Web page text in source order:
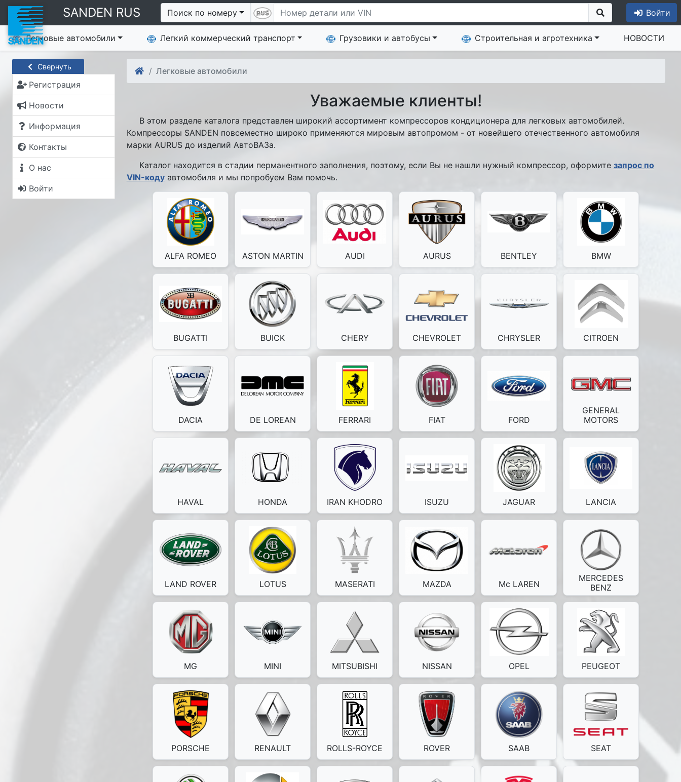
SANDEN RUS Поиск по номеру Войти
Легковые автомобили Легкий коммерческий транспорт Грузовики и автобусы Строительная и агротехника НОВОСТИ
Свернуть
Регистрация
Новости
Информация
Контакты
О нас
Войти
Легковые автомобили
Уважаемые клиенты!
В этом разделе каталога представлен широкий ассортимент компрессоров кондиционера для легковых автомобилей.
Компрессоры SANDEN повсеместно широко применяются мировым автопромом - от новейшего отечественного автомобиля
марки AURUS до изделий АвтоВАЗа.
Каталог находится в стадии перманентного заполнения, поэтому, если Вы не нашли нужный компрессор, оформите запрос по
VIN-кодуавтомобиля и мы попробуем Вам помочь.
ALFA ROMEO ASTON MARTIN AUDI AURUS BENTLEY BMW
BUGATTI BUICK CHERY CHEVROLET CHRYSLER CITROEN
DACIA DE LOREAN FERRARI FIAT FORD
GENERAL
MOTORS
HAVAL HONDA IRAN KHODRO ISUZU JAGUAR LANCIA
LAND ROVER LOTUS MASERATI MAZDA Mc LAREN
MERCEDES
BENZ
MG MINI MITSUBISHI NISSAN OPEL PEUGEOT
PORSCHE RENAULT ROLLS-ROYCE ROVER SAAB SEAT